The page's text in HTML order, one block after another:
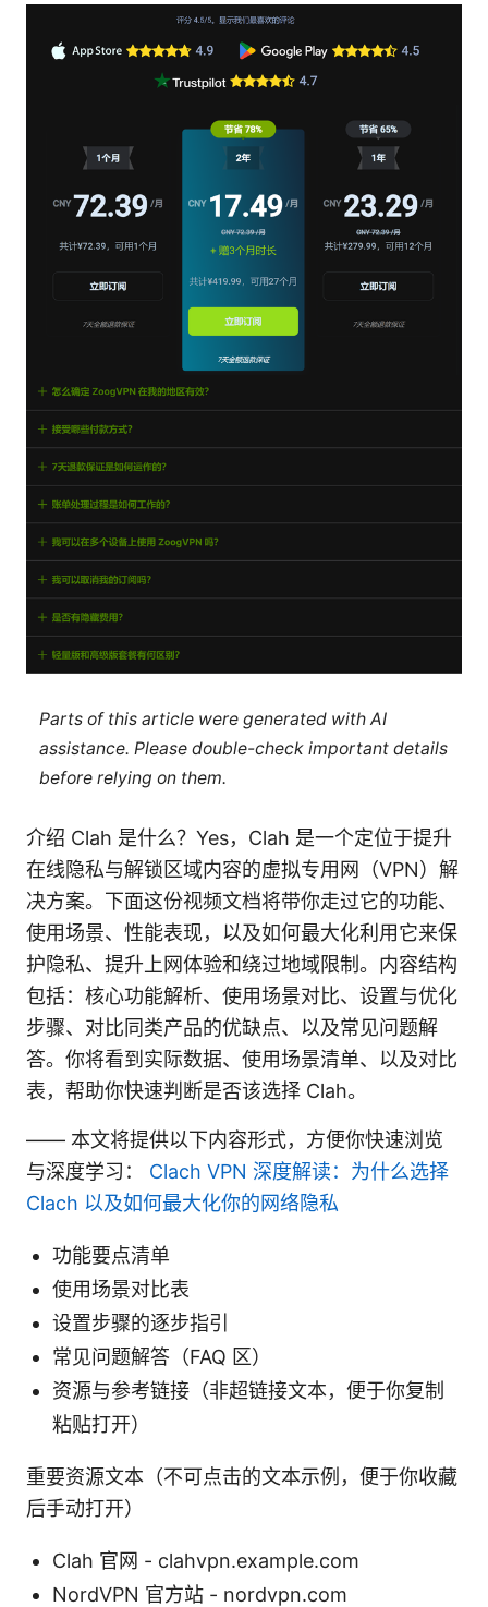
Parts of this article were generated with AI
assistance. Please double-check important details
before relying on them.
介绍 Clah 是什么？Yes，Clah 是一个定位于提升
在线隐私与解锁区域内容的虚拟专用网（VPN）解
决方案。下面这份视频文档将带你走过它的功能、
使用场景、性能表现，以及如何最大化利用它来保
护隐私、提升上网体验和绕过地域限制。内容结构
包括：核心功能解析、使用场景对比、设置与优化
步骤、对比同类产品的优缺点、以及常见问题解
答。你将看到实际数据、使用场景清单、以及对比
表，帮助你快速判断是否该选择 Clah。
—— 本文将提供以下内容形式，方便你快速浏览
与深度学习： Clach VPN 深度解读：为什么选择
Clach 以及如何最大化你的网络隐私
功能要点清单
使用场景对比表
设置步骤的逐步指引
常见问题解答（FAQ 区）
资源与参考链接（非超链接文本，便于你复制
粘贴打开）
重要资源文本（不可点击的文本示例，便于你收藏
后手动打开）
Clah 官网 - clahvpn.example.com
NordVPN 官方站 - nordvpn.com